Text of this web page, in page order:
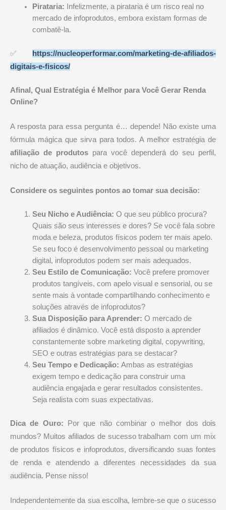
Pirataria: Infelizmente, a pirataria é um risco real no
mercado de infoprodutos, embora existam formas de
combatê-la.
✅
https://nucleoperformar.com/marketing-de-afiliados-
digitais-e-fisicos/
Afinal, Qual Estratégia é Melhor para Você Gerar Renda
Online?
A resposta para essa pergunta é… depende! Não existe uma
fórmula mágica que sirva para todos. A melhor estratégia de
afiliação de produtos para você dependerá do seu perfil,
nicho de atuação, audiência e objetivos.
Considere os seguintes pontos ao tomar sua decisão:
Seu Nicho e Audiência: O que seu público procura?
Quais são seus interesses e dores? Se você fala sobre
moda e beleza, produtos físicos podem ter mais apelo.
Se seu foco é desenvolvimento pessoal ou marketing
digital, infoprodutos podem ser mais adequados.
Seu Estilo de Comunicação: Você prefere promover
produtos tangíveis, com apelo visual e sensorial, ou se
sente mais à vontade compartilhando conhecimento e
soluções através de infoprodutos?
Sua Disposição para Aprender: O mercado de
afiliados é dinâmico. Você está disposto a aprender
constantemente sobre marketing digital, copywriting,
SEO e outras estratégias para se destacar?
Seu Tempo e Dedicação: Ambas as estratégias
exigem tempo e dedicação para construir uma
audiência engajada e gerar resultados consistentes.
Seja realista com suas expectativas.
Dica de Ouro: Por que não combinar o melhor dos dois
mundos? Muitos afiliados de sucesso trabalham com um mix
de produtos físicos e infoprodutos, diversificando suas fontes
de renda e atendendo a diferentes necessidades da sua
audiência. Pense nisso!
Independentemente da sua escolha, lembre-se que o sucesso